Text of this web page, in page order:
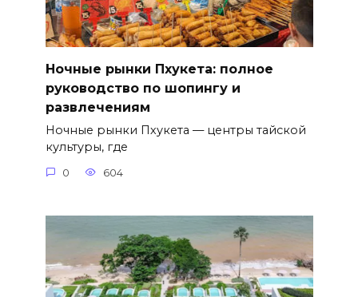
Ночные рынки Пхукета: полное
руководство по шопингу и
развлечениям
Ночные рынки Пхукета — центры тайской
культуры, где
0 604